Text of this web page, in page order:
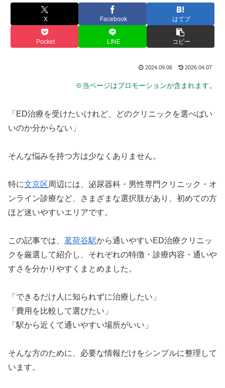
X Facebook はてブ
Pocket LINE コピー
2024.09.06 2026.04.07
※当ページはプロモーションが含まれます。
「ED治療を受けたいけれど、どのクリニックを選べばい
いのか分からない」
そんな悩みを持つ方は少なくありません。
特に文京区周辺には、泌尿器科・男性専門クリニック・オ
ンライン診療など、さまざまな選択肢があり、初めての方
ほど迷いやすいエリアです。
この記事では、 茗荷谷駅から通いやすいED治療クリニッ
クを厳選して紹介し、それぞれの特徴・診療内容・通いや
すさを分かりやすくまとめました。
「できるだけ人に知られずに治療したい」
「費用を比較して選びたい」
「駅から近くて通いやすい場所がいい」
そんな方のために、必要な情報だけをシンプルに整理して
います。